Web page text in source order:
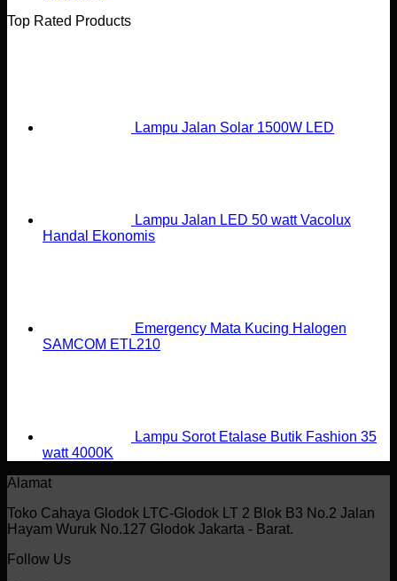
Top Rated Products
Lampu Jalan Solar 1500W LED
Lampu Jalan LED 50 watt Vacolux
Handal Ekonomis
Emergency Mata Kucing Halogen
SAMCOM ETL210
Lampu Sorot Etalase Butik Fashion 35
watt 4000K
Alamat
Toko Cahaya Glodok LTC-Glodok LT 2 Blok B3 No.2 Jalan
Hayam Wuruk No.127 Glodok Jakarta - Barat.
Follow Us